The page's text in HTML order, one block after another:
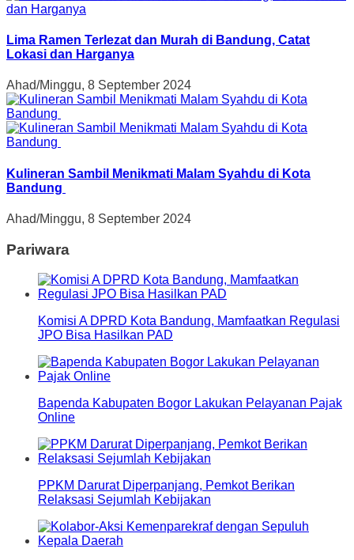
Lima Ramen Terlezat dan Murah di Bandung, Catat
Lokasi dan Harganya
Ahad/Minggu, 8 September 2024
Kulineran Sambil Menikmati Malam Syahdu di Kota
Bandung
Ahad/Minggu, 8 September 2024
Pariwara
Komisi A DPRD Kota Bandung, Mamfaatkan Regulasi
JPO Bisa Hasilkan PAD
Bapenda Kabupaten Bogor Lakukan Pelayanan Pajak
Online
PPKM Darurat Diperpanjang, Pemkot Berikan
Relaksasi Sejumlah Kebijakan